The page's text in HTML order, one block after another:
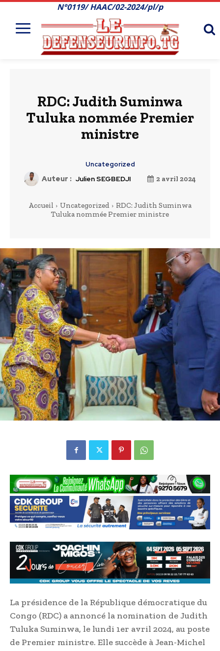
N°0119/ HAAC/02-2024/pl/p
RDC: Judith Suminwa
Tuluka nommée Premier
ministre
Uncategorized
Auteur : Julien SEGBEDJI 2 avril 2024
Accueil Uncategorized
RDC: Judith Suminwa
Tuluka nommée Premier ministre
La présidence de la République démocratique du
Congo (RDC) a annoncé la nomination de Judith
Tuluka Suminwa, le lundi 1er avril 2024, au poste
de Premier ministre. Elle succède à Jean-Michel